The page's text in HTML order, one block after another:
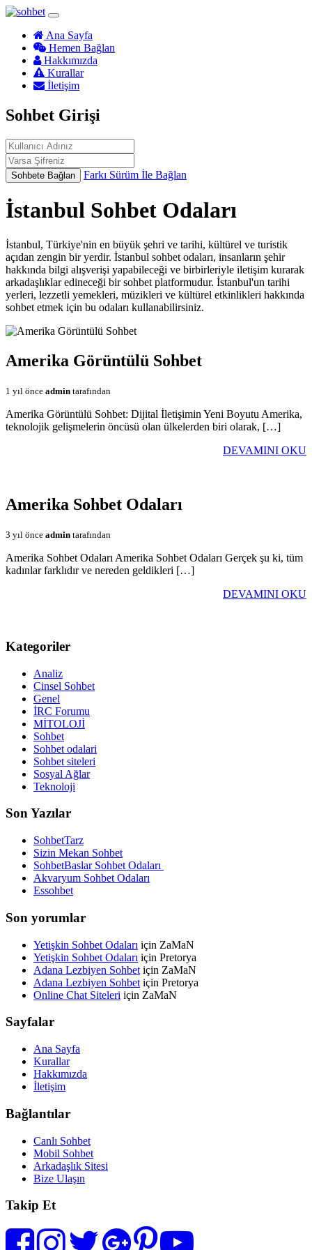
Ana Sayfa
Hemen Bağlan
Hakkımızda
Kurallar
İletişim
Sohbet Girişi
Sohbete Bağlan Farkı Sürüm İle Bağlan
İstanbul Sohbet Odaları
İstanbul, Türkiye'nin en büyük şehri ve tarihi, kültürel ve turistik
açıdan zengin bir yerdir. İstanbul sohbet odaları, insanların şehir
hakkında bilgi alışverişi yapabileceği ve birbirleriyle iletişim kurarak
arkadaşlıklar edineceği bir sohbet platformudur. İstanbul'un tarihi
yerleri, lezzetli yemekleri, müzikleri ve kültürel etkinlikleri hakkında
sohbet etmek için bu odaları kullanabilirsiniz.
Amerika Görüntülü Sohbet
1 yıl önce admin tarafından
Amerika Görüntülü Sohbet: Dijital İletişimin Yeni Boyutu Amerika,
teknolojik gelişmelerin öncüsü olan ülkelerden biri olarak, […]
DEVAMINI OKU
Amerika Sohbet Odaları
3 yıl önce admin tarafından
Amerika Sohbet Odaları Amerika Sohbet Odaları Gerçek şu ki, tüm
kadınlar farklıdır ve nereden geldikleri […]
DEVAMINI OKU
Kategoriler
Analiz
Cinsel Sohbet
Genel
İRC Forumu
MİTOLOJİ
Sohbet
Sohbet odalari
Sohbet siteleri
Sosyal Ağlar
Teknoloji
Son Yazılar
SohbetTarz
Sizin Mekan Sohbet
SohbetBaslar Sohbet Odaları
Akvaryum Sohbet Odaları
Essohbet
Son yorumlar
Yetişkin Sohbet Odaları için ZaMaN
Yetişkin Sohbet Odaları için Pretorya
Adana Lezbiyen Sohbet için ZaMaN
Adana Lezbiyen Sohbet için Pretorya
Online Chat Siteleri için ZaMaN
Sayfalar
Ana Sayfa
Kurallar
Hakkımızda
İletişim
Bağlantılar
Canlı Sohbet
Mobil Sohbet
Arkadaşlık Sitesi
Bize Ulaşın
Takip Et